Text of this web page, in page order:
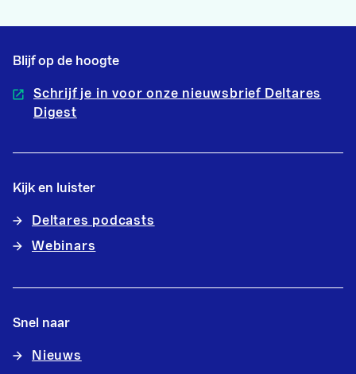
Blijf op de hoogte
Schrijf je in voor onze nieuwsbrief Deltares
Digest
Kijk en luister
Deltares podcasts
Webinars
Snel naar
Nieuws